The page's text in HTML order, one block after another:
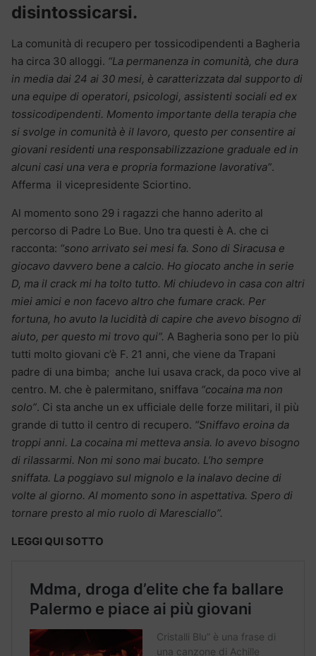
disintossicarsi.
La comunità di recupero per tossicodipendenti a Bagheria
ha circa 30 alloggi. “La permanenza in comunità, che dura
in media dai 24 ai 30 mesi, è caratterizzata dal supporto di
una equipe di operatori, psicologi, assistenti sociali ed ex
tossicodipendenti. Momento importante della terapia che
si svolge in comunità è il lavoro, questo per consentire ai
giovani residenti una responsabilizzazione graduale ed in
alcuni casi una vera e propria formazione lavorativa”.
Afferma il vicepresidente Sciortino.
Al momento sono 29 i ragazzi che hanno aderito al
percorso di Padre Lo Bue. Uno tra questi è A. che ci
racconta: “sono arrivato sei mesi fa. Sono di Siracusa e
giocavo davvero bene a calcio. Ho giocato anche in serie
D, ma il crack mi ha tolto tutto. Mi chiudevo in casa con altri
miei amici e non facevo altro che fumare crack. Per
fortuna, ho avuto la lucidità di capire che avevo bisogno di
aiuto, per questo mi trovo qui”. A Bagheria sono per lo più
tutti molto giovani c’è F. 21 anni, che viene da Trapani
padre di una bimba; anche lui usava crack, da poco vive al
centro. M. che è palermitano, sniffava “cocaina ma non
solo”. Ci sta anche un ex ufficiale delle forze militari, il più
grande di tutto il centro di recupero. “Sniffavo eroina da
troppi anni. La cocaina mi metteva ansia. Io avevo bisogno
di rilassarmi. Non mi sono mai bucato. L’ho sempre
sniffata. La poggiavo sul mignolo e la inalavo decine di
volte al giorno. Al momento sono in aspettativa. Spero di
tornare presto al mio ruolo di Maresciallo”.
LEGGI QUI SOTTO